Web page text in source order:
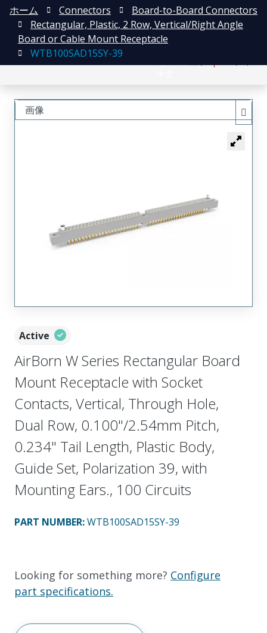
ホーム Connectors
Board-to-Board Connectors
Rectangular, Plastic, 2 Row, Vertical/Right Angle
Board or Cable Mount Receptacle
WTB100SAD15SY-39
Active
AirBorn W Series Rectangular Board
Mount Receptacle with Socket
Contacts, Vertical, Through Hole,
Dual Row, 0.100"/2.54mm Pitch,
0.234" Tail Length, Plastic Body,
Guide Set, Polarization 39, with
Mounting Ears., 100 Circuits
PART NUMBER:WTB100SAD15SY-39
Looking for something more? Configure
part specifications.
画像